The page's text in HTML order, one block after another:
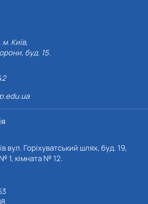
м. Київ,
буд. 15.
вул. Горіхуватський шлях, буд. 19,
1, кімната № 12.